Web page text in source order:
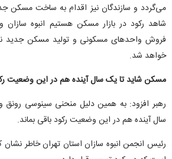
می‌گردد و سازندگان نیز اقدام به ساخت مسکن
شاهد رکود در بازار مسکن هستیم انبوه سازان
فروش واحد‌های مسکونی و تولید مسکن جدید
خواهد شد.
مسکن شاید تا یک سال آینده هم در این وضعیت
رهبر افزود: به همین دلیل منحنی سینوسی
سال آینده هم در این وضعیت رکود باقی بماند.
رئیس انجمن انبوه سازان استان تهران خاطر